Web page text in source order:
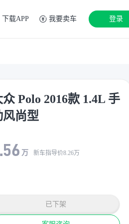
下载APP 我要卖车 登录
众 Polo 2016款 1.4L 手
风尚型
万 新车指导价8.26万
已下架